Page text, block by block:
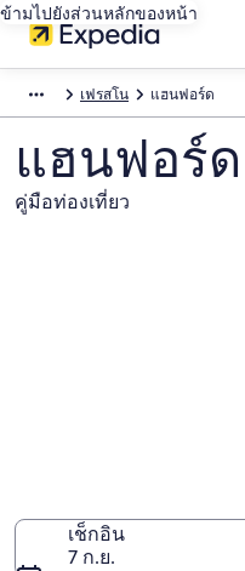
ข้ามไปยังส่วนหลักของหน้า
เฟรสโน แฮนฟอร์ด
แฮนฟอร์ด
คู่มือท่องเที่ยว
เช็กอิน
7 ก.ย.